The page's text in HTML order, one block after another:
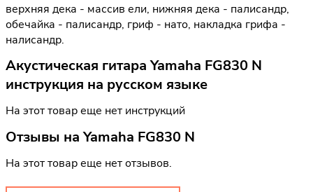
верхняя дека - массив ели, нижняя дека - палисандр,
обечайка - палисандр, гриф - нато, накладка грифа -
налисандр.
Акустическая гитара Yamaha FG830 N
инструкция на русском языке
На этот товар еще нет инструкций
Отзывы наYamaha FG830 N
На этот товар еще нет отзывов.